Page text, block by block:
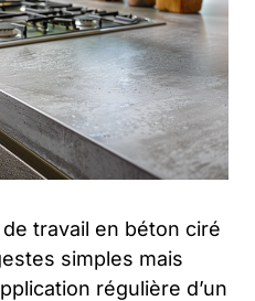
travail en béton ciré
simples mais
régulière d’un